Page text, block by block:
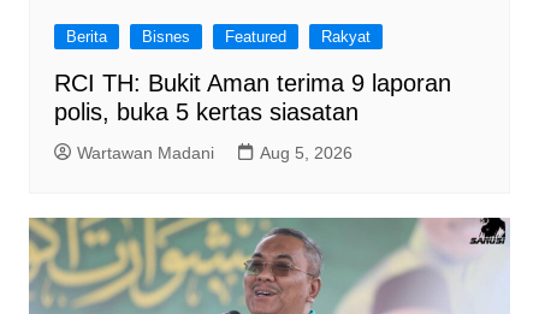
Berita Bisnes Featured Rakyat
RCI TH: Bukit Aman terima 9 laporan
polis, buka 5 kertas siasatan
Wartawan Madani Aug 5, 2026